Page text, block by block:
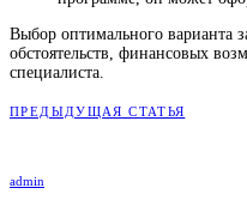
Выбор оптимального варианта
обстоятельств, финансовых
специалиста.
ПРЕДЫДУЩАЯ СТАТЬЯ
admin